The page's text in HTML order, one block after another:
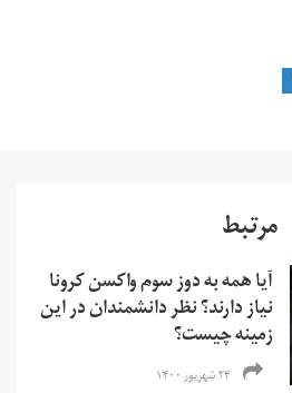
مرتبط
آیا همه به دوز سوم واکسن کرونا
نیاز دارند؟ نظر دانشمندان در این
زمینه چیست؟
۲۴ شهریور ۱۴۰۰